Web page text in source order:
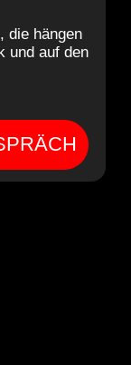
die hängen
und auf den